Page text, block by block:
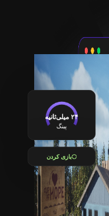
۲۴ میلی‌ثانیه
پینگ
بازی کردن